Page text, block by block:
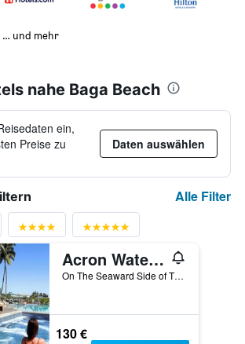
… und mehr
nahe Baga Beach
ein,
Preise zu
Daten auswählen
Alle Filter
Acron Waterfront Resort
On The Seaward Side of The Baga Bridge, 0, Baga, Indien
130 €